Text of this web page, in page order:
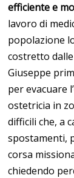
efficiente e
lavoro di
popolazione
costretto
Giuseppe
per evacuare
ostetricia in
difficili che, a
spostamenti,
corsa
chiedendo